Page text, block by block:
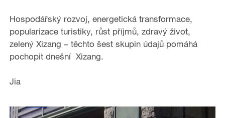
Hospodářský rozvoj, energetická transformace,
popularizace turistiky, růst příjmů, zdravý život,
zelený Xizang – těchto šest skupin údajů pomáhá
pochopit dnešní Xizang.
Jia